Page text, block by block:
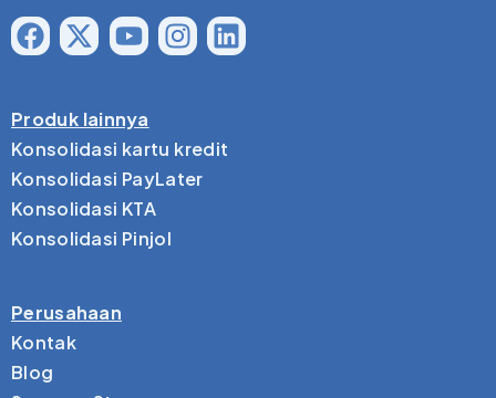
Produk lainnya
Konsolidasi kartu kredit
Konsolidasi PayLater
Konsolidasi KTA
Konsolidasi Pinjol
Perusahaan
Kontak
Blog